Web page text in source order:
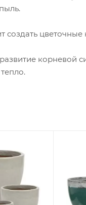
создать
корневой